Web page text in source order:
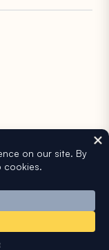
ム
と投票
のみであり、
はありません。
有、または提携され